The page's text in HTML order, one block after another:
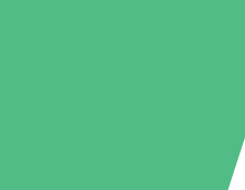
per användning med